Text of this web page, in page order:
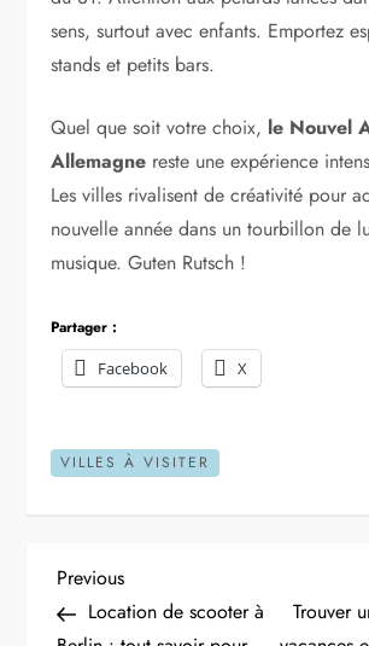
sens, surtout avec enfants. Emportez
stands et petits bars.
Quel que soit votre choix, le Nouvel
Allemagne reste une expérience
Les villes rivalisent de créativité pour
nouvelle année dans un tourbillon de
musique. Guten Rutsch !
Partager :
Facebook
X
VILLES À VISITER
N
Previous
Post
Previous
Location de scooter à
Trouver